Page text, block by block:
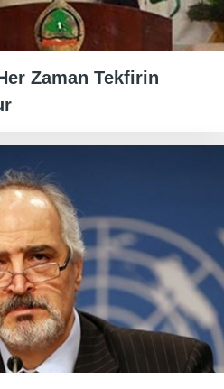
Zaman Tekfirin